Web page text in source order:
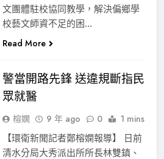
文團體駐校協同教學，解決偏鄉學
校藝文師資不足的困…
Read More
警當開路先鋒 送違規斷指民
眾就醫
榕嫻 9 年 ago 0 1 mins
【環衛新聞記者鄭榕嫻報導】 日前
清水分局大秀派出所所長林雙鎮、